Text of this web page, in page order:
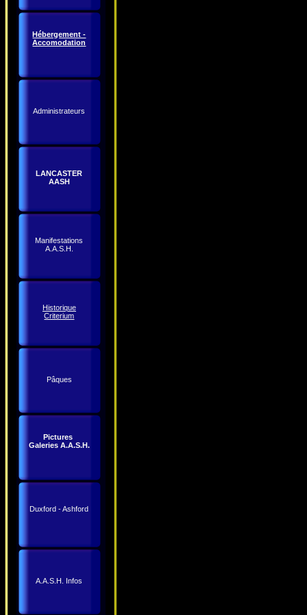
Hébergement -
Accomodation
Administrateurs
LANCASTER
AASH
Manifestations
A.A.S.H.
Historique
Criterium
Pâques
Pictures
Galeries A.A.S.H.
Duxford - Ashford
A.A.S.H. Infos